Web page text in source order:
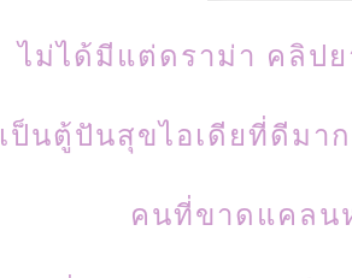
ไม่ได้มีแต่ดราม่า คลิป
เป็นตู้ปันสุขไอเดียที่ดีมา
คนที่ขาดแคลน